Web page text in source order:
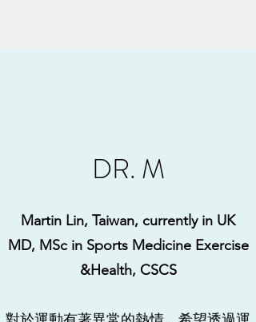
DR. M
Martin Lin, Taiwan, currently in UK
MD, MSc in Sports Medicine Exercise
&Health, CSCS